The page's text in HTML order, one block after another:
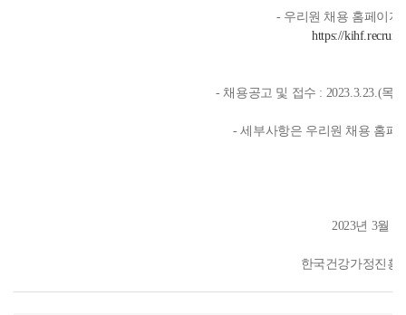
- 우리원 채용 홈페이지
https://
- 채용공고 및 접수 : 2023.3.23.(목)
- 세부사항은 우리원 채용 홈페
2023년 3월
한국건강가정진흥